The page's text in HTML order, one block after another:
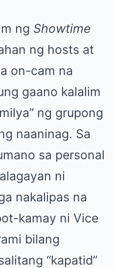
ng Showtime
ng hosts at
on-cam na
gaano kalalim
ng grupong
naaninag. Sa
sa personal
ni
nakalipas na
kamay ni Vice
bilang
“kapatid”